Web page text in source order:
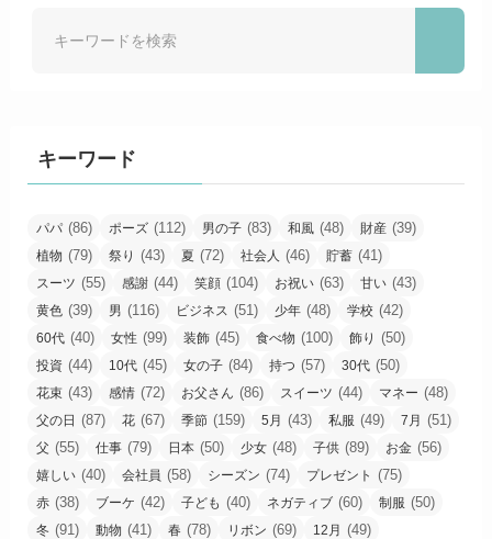
キーワード
パパ (86) ポーズ (112) 男の子 (83) 和風 (48) 財産 (39)
植物 (79) 祭り (43) 夏 (72) 社会人 (46) 貯蓄 (41)
スーツ (55) 感謝 (44) 笑顔 (104) お祝い (63) 甘い (43)
黄色 (39) 男 (116) ビジネス (51) 少年 (48) 学校 (42)
60代 (40) 女性 (99) 装飾 (45) 食べ物 (100) 飾り (50)
投資 (44) 10代 (45) 女の子 (84) 持つ (57) 30代 (50)
花束 (43) 感情 (72) お父さん (86) スイーツ (44) マネー (48)
父の日 (87) 花 (67) 季節 (159) 5月 (43) 私服 (49) 7月 (51)
父 (55) 仕事 (79) 日本 (50) 少女 (48) 子供 (89) お金 (56)
嬉しい (40) 会社員 (58) シーズン (74) プレゼント (75)
赤 (38) ブーケ (42) 子ども (40) ネガティブ (60) 制服 (50)
冬 (91) 動物 (41) 春 (78) リボン (69) 12月 (49)